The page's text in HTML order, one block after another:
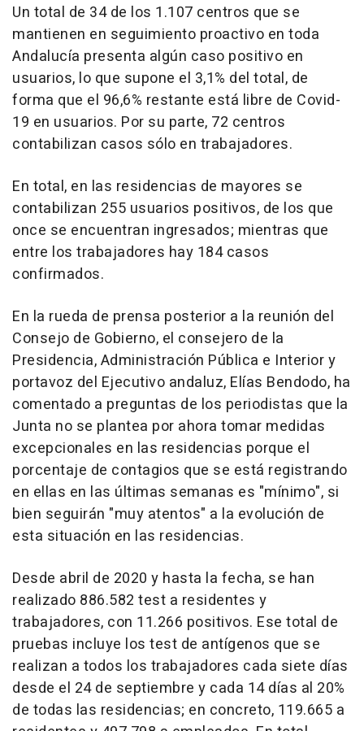
Un total de 34 de los 1.107 centros que se
mantienen en seguimiento proactivo en toda
Andalucía presenta algún caso positivo en
usuarios, lo que supone el 3,1% del total, de
forma que el 96,6% restante está libre de Covid-
19 en usuarios. Por su parte, 72 centros
contabilizan casos sólo en trabajadores.
En total, en las residencias de mayores se
contabilizan 255 usuarios positivos, de los que
once se encuentran ingresados; mientras que
entre los trabajadores hay 184 casos
confirmados.
En la rueda de prensa posterior a la reunión del
Consejo de Gobierno, el consejero de la
Presidencia, Administración Pública e Interior y
portavoz del Ejecutivo andaluz, Elías Bendodo, ha
comentado a preguntas de los periodistas que la
Junta no se plantea por ahora tomar medidas
excepcionales en las residencias porque el
porcentaje de contagios que se está registrando
en ellas en las últimas semanas es "mínimo", si
bien seguirán "muy atentos" a la evolución de
esta situación en las residencias.
Desde abril de 2020 y hasta la fecha, se han
realizado 886.582 test a residentes y
trabajadores, con 11.266 positivos. Ese total de
pruebas incluye los test de antígenos que se
realizan a todos los trabajadores cada siete días
desde el 24 de septiembre y cada 14 días al 20%
de todas las residencias; en concreto, 119.665 a